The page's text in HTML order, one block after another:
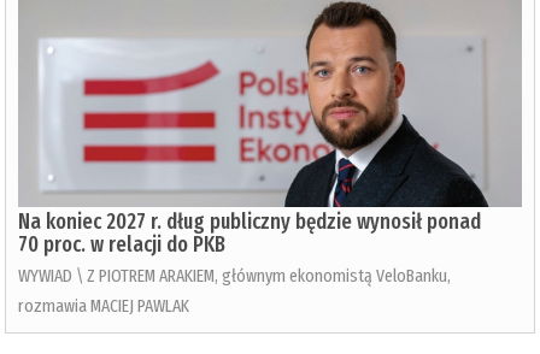
Na koniec 2027 r. dług publiczny będzie wynosił ponad
70 proc. w relacji do PKB
WYWIAD \ Z PIOTREM ARAKIEM, głównym ekonomistą VeloBanku,
rozmawia MACIEJ PAWLAK